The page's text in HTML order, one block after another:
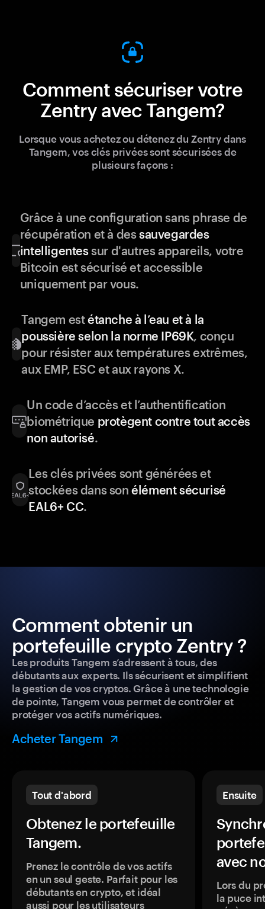
Comment sécuriser votre
Zentry avec Tangem?
Lorsque vous achetez ou détenez du Zentry dans
Tangem, vos clés privées sont sécurisées de
plusieurs façons :
Grâce à une configuration sans phrase de
récupération et à dessauvegardes
intelligentessur d'autres appareils, votre
Bitcoin est sécurisé et accessible
uniquement par vous.
Tangem estétanche à l’eau et à la
poussière selon la norme IP69K, conçu
pour résister aux températures extrêmes,
aux EMP, ESC et aux rayons X.
Un code d’accès et l’authentification
biométrique protègent contre tout accès
non autorisé.
Les clés privées sont générées et
stockées dans sonélément sécurisé
EAL6+ CC.
Comment obtenir un
portefeuille crypto Zentry ?
Les produits Tangem s’adressent à tous, des
débutants aux experts. Ils sécurisent et simplifient
la gestion de vos cryptos. Grâce à une technologie
de pointe, Tangem vous permet de contrôler et
protéger vos actifs numériques.
Acheter Tangem
Tout d'abord
Obtenez le portefeuille
Tangem.
Prenez le contrôle de vos actifs
en un seul geste. Parfait pour les
débutants en crypto, et idéal
aussi pour les utilisateurs
Ensuite
avec
Lors du
la puce